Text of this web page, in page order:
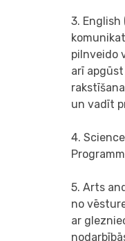
3.
pilnveido
arī
un vadīt
4.
5. Arts
no
ar